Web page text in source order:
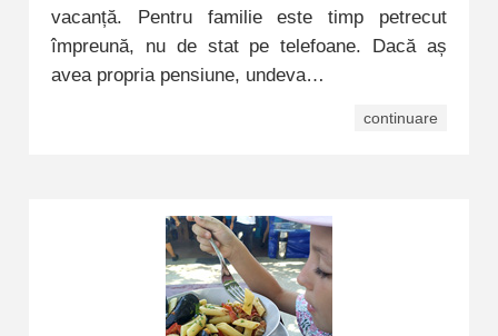
vacanță. Pentru familie este timp petrecut
împreună, nu de stat pe telefoane. Dacă aș
avea propria pensiune, undeva…
continuare